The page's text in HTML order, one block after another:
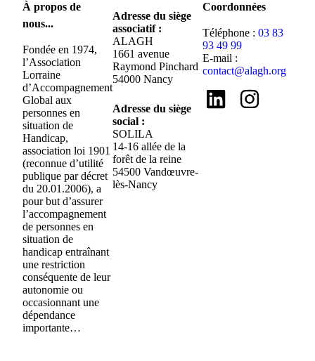
À propos de
nous...
Fondée en 1974,
l’Association
Lorraine
d’Accompagnement
Global aux
personnes en
situation de
Handicap,
association loi 1901
(reconnue d’utilité
publique par décret
du 20.01.2006), a
pour but d’assurer
l’accompagnement
de personnes en
situation de
handicap entraînant
une restriction
conséquente de leur
autonomie ou
occasionnant une
dépendance
importante…
Adresse du siège
associatif :
ALAGH
1661 avenue
Raymond Pinchard
54000 Nancy
Adresse du siège
social :
SOLILA
14-16 allée de la
forêt de la reine
54500 Vandœuvre-
lès-Nancy
Coordonnées
Téléphone : 03 83
93 49 99
E-mail :
contact@alagh.org